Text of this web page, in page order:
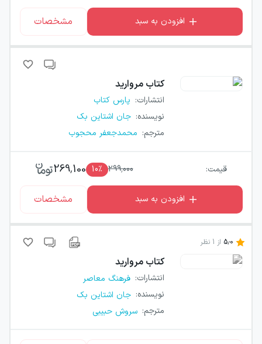
افزودن به سبد مشخصات
کتاب مروارید
انتشارات: پارس کتاب
نویسنده: جان اشتاین بک
مترجم: محمدجعفر محجوب
قیمت: 299,000
10٪ 269,100
افزودن به سبد مشخصات
5.0 از 1 نظر
کتاب مروارید
انتشارات: فرهنگ معاصر
نویسنده: جان اشتاین بک
مترجم: سروش حبیبی